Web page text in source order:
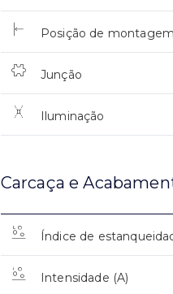
Posição de montagem
Junção
Iluminação
Carcaça e
Índice de
Intensidade (A)